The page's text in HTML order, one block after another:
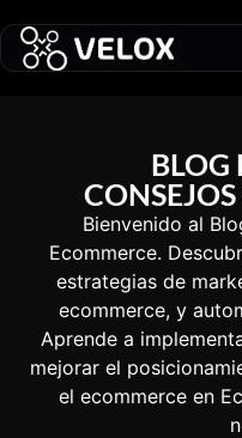
BLOG
Bienvenido al
Ecommerce.
estrategias de
ecommerce, y
Aprende a
mejorar el
el ecommerce en